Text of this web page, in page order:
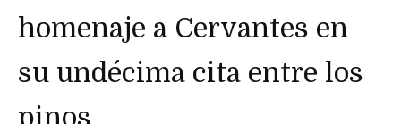
homenaje a Cervantes en
su undécima cita entre los
pinos